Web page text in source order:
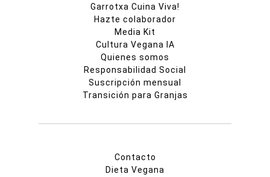
Garrotxa Cuina Viva!
Hazte colaborador
Media Kit
Cultura Vegana IA
Quienes somos
Responsabilidad Social
Suscripción mensual
Transición para Granjas
Contacto
Dieta Vegana